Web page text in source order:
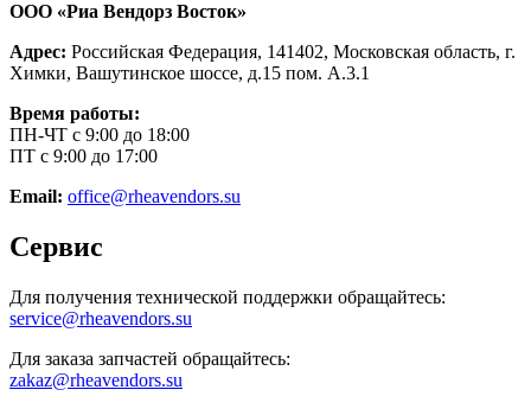
ООО «Риа Вендорз Восток»
Адрес: Российская Федерация, 141402, Московская область, г.
Химки, Вашутинское шоссе, д.15 пом. А.3.1
Время работы:
ПН-ЧТ с 9:00 до 18:00
ПТ с 9:00 до 17:00
Email: office@rheavendors.su
Сервис
Для получения технической поддержки обращайтесь:
service@rheavendors.su
Для заказа запчастей обращайтесь:
zakaz@rheavendors.su